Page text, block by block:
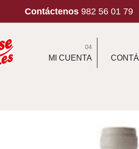
Contáctenos 982 56 01 79
04
MI CUENTA